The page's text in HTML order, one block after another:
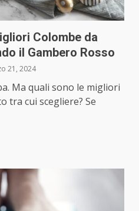
Colombe da
il Gambero Rosso
21, 2024
Ma quali sono le migliori
tra cui scegliere? Se